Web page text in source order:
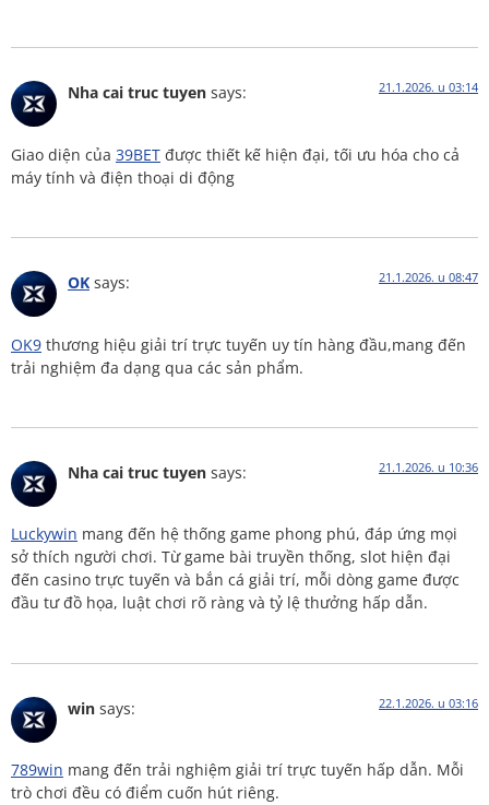
Nha cai truc tuyen says: 21.1.2026. u 03:14
Giao diện của 39BET được thiết kế hiện đại, tối ưu hóa cho cả
máy tính và điện thoại di động
OK says: 21.1.2026. u 08:47
OK9 thương hiệu giải trí trực tuyến uy tín hàng đầu,mang đến
trải nghiệm đa dạng qua các sản phẩm.
Nha cai truc tuyen says: 21.1.2026. u 10:36
Luckywin mang đến hệ thống game phong phú, đáp ứng mọi
sở thích người chơi. Từ game bài truyền thống, slot hiện đại
đến casino trực tuyến và bắn cá giải trí, mỗi dòng game được
đầu tư đồ họa, luật chơi rõ ràng và tỷ lệ thưởng hấp dẫn.
win says: 22.1.2026. u 03:16
789win mang đến trải nghiệm giải trí trực tuyến hấp dẫn. Mỗi
trò chơi đều có điểm cuốn hút riêng.